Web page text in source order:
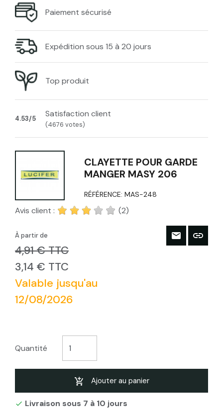
Paiement sécurisé
Expédition sous 15 à 20 jours
Top produit
4.53/5 Satisfaction client
(4676 votes)
CLAYETTE POUR GARDE
MANGER MASY 206
RÉFÉRENCE:MAS-248
Avis client : (2)
À partir de
4,91 € TTC
3,14 € TTC
Valable jusqu'au
12/08/2026
Quantité
Ajouter au panier
 Livraison sous 7 à 10 jours